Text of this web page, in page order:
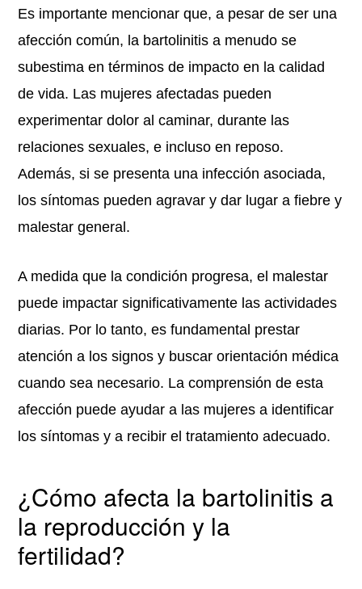
Es importante mencionar que, a pesar de ser una
afección común, la bartolinitis a menudo se
subestima en términos de impacto en la calidad
de vida. Las mujeres afectadas pueden
experimentar dolor al caminar, durante las
relaciones sexuales, e incluso en reposo.
Además, si se presenta una infección asociada,
los síntomas pueden agravar y dar lugar a fiebre y
malestar general.
A medida que la condición progresa, el malestar
puede impactar significativamente las actividades
diarias. Por lo tanto, es fundamental prestar
atención a los signos y buscar orientación médica
cuando sea necesario. La comprensión de esta
afección puede ayudar a las mujeres a identificar
los síntomas y a recibir el tratamiento adecuado.
¿Cómo afecta la bartolinitis a
la reproducción y la
fertilidad?